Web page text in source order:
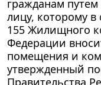
гражданам
лицу, которому в
155 Жилищного
Федерации
помещения и
утвержденный
Правительства